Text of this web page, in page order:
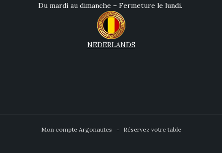
Du mardi au dimanche – Fermeture le lundi.
NEDERLANDS
Mon compte Argonautes Réservez votre table